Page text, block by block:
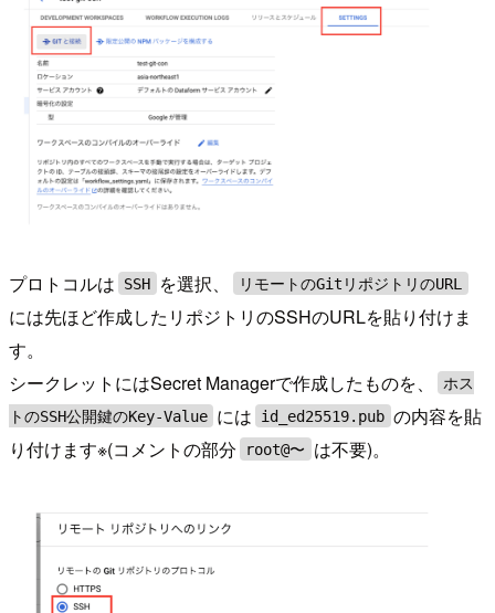
プロトコルは SSH を選択、 リモートのGitリポジトリのURL
には先ほど作成したリポジトリのSSHのURLを貼り付けま
す。
シークレットにはSecret Managerで作成したものを、
ホス
トのSSH公開鍵のKey-Value には id_ed25519.pub の内容を貼
り付けます※(コメントの部分
root@〜 は不要)。